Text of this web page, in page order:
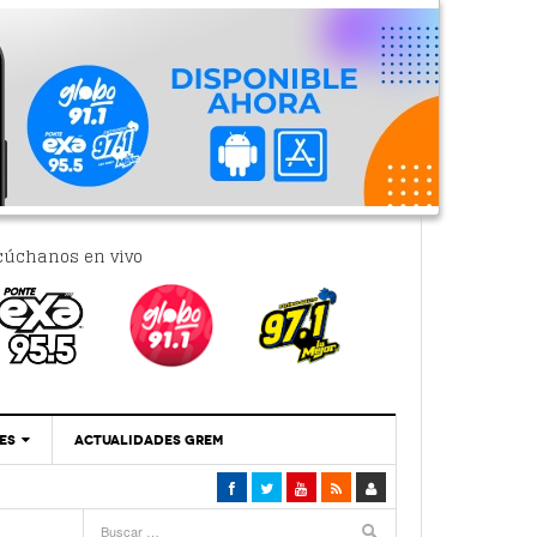
en vivo
‘Se Vale Soñar Con Una Contraloría Ciudadana’
ACTUALIDADES GREM